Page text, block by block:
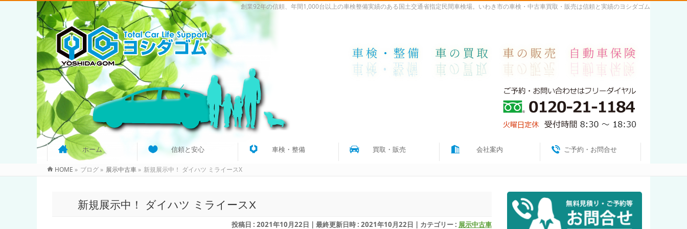
創業92年の信頼、年間1,000台以上の車検整備実績のある国土交通省指定民間車検場。いわき市の車検・中古車買取・販売は信頼と実績のヨシダゴム
ホーム 信頼と安心 車検・整備 買取・販売 会社案内 ご予約・お問合せ
HOME » ブログ » 展示中古車 » 新規展示中！ ダイハツ ミライースX
新規展示中！ ダイハツ ミライースX
投稿日 : 2021年10月22日 最終更新日時 : 2021年10月22日 カテゴリー : 展示中古車